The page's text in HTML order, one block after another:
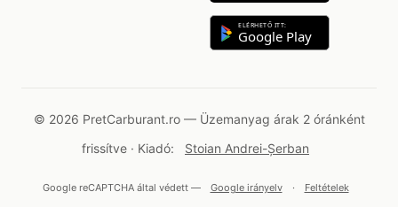
ELÉRHETŐ ITT:
Google Play
© 2026 PretCarburant.ro — Üzemanyag árak 2 óránként
frissítve · Kiadó:
Stoian Andrei-Șerban
Google reCAPTCHA által védett — Google irányelv · Feltételek